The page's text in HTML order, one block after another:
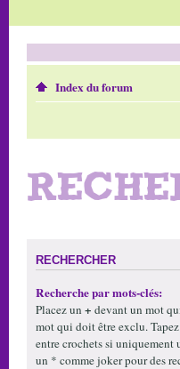
Index du forum
RECHERCHER
Recherche par mots-clés:
Placez un + devant un mot
mot qui doit être exclu.
entre crochets si
un * comme joker pour des